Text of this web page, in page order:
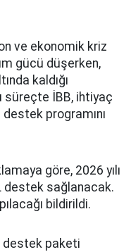
ve ekonomik kriz
gücü düşerken,
kaldığı
süreçte İBB, ihtiyaç
programını
göre, 2026 yılı
destek sağlanacak.
bildirildi.
destek paketi